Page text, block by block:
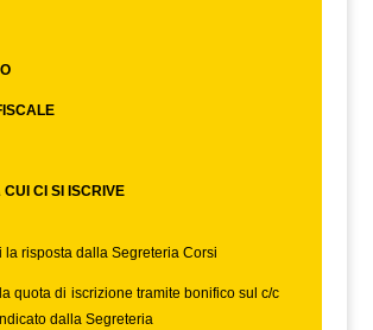
CUI CI SI ISCRIVE
la risposta dalla Segreteria Corsi
quota di iscrizione tramite bonifico sul c/c
dalla Segreteria